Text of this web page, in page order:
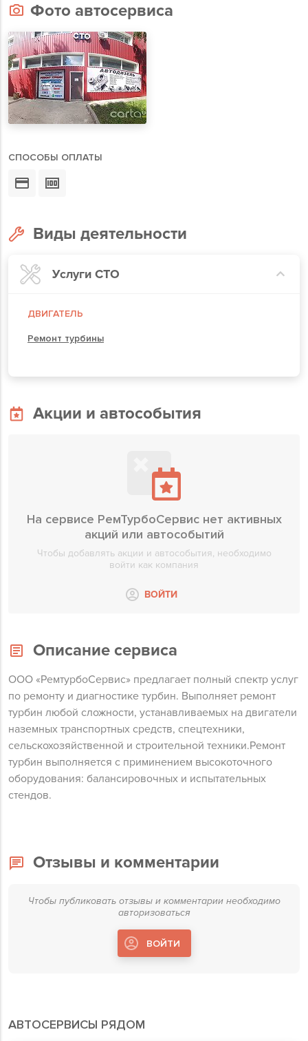
Фото автосервиса
СПОСОБЫ ОПЛАТЫ
Виды деятельности
Услуги СТО
ДВИГАТЕЛЬ
Ремонт турбины
Акции и автособытия
На сервисе РемТурбоСервис нет активных
акций или автособытий
Чтобы добавлять акции и автособытия, необходимо
войти как компания
ВОЙТИ
Описание сервиса
ООО «РемтурбоСервис» предлагает полный спектр услуг
по ремонту и диагностике турбин. Выполняет ремонт
турбин любой сложности, устанавливаемых на двигатели
наземных транспортных средств, спецтехники,
сельскохозяйственной и строительной техники.Ремонт
турбин выполняется с приминением высокоточного
оборудования: балансировочных и испытательных
стендов.
АВТОСЕРВИСЫ РЯДОМ
Отзывы и комментарии
Чтобы публиковать отзывы и комментарии необходимо
авторизоваться
ВОЙТИ